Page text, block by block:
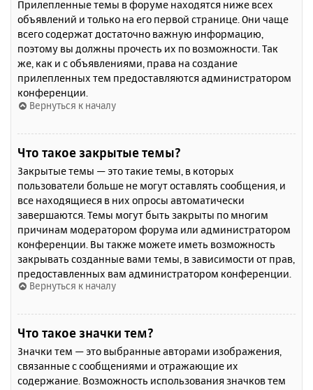
Прилепленные темы в форуме находятся ниже всех
объявлений и только на его первой странице. Они чаще
всего содержат достаточно важную информацию,
поэтому вы должны прочесть их по возможности. Так
же, как и с объявлениями, права на создание
прилепленных тем предоставляются администратором
конференции.
Вернуться к началу
Что такое закрытые темы?
Закрытые темы — это такие темы, в которых
пользователи больше не могут оставлять сообщения, и
все находящиеся в них опросы автоматически
завершаются. Темы могут быть закрыты по многим
причинам модератором форума или администратором
конференции. Вы также можете иметь возможность
закрывать созданные вами темы, в зависимости от прав,
предоставленных вам администратором конференции.
Вернуться к началу
Что такое значки тем?
Значки тем — это выбранные авторами изображения,
связанные с сообщениями и отражающие их
содержание. Возможность использования значков тем